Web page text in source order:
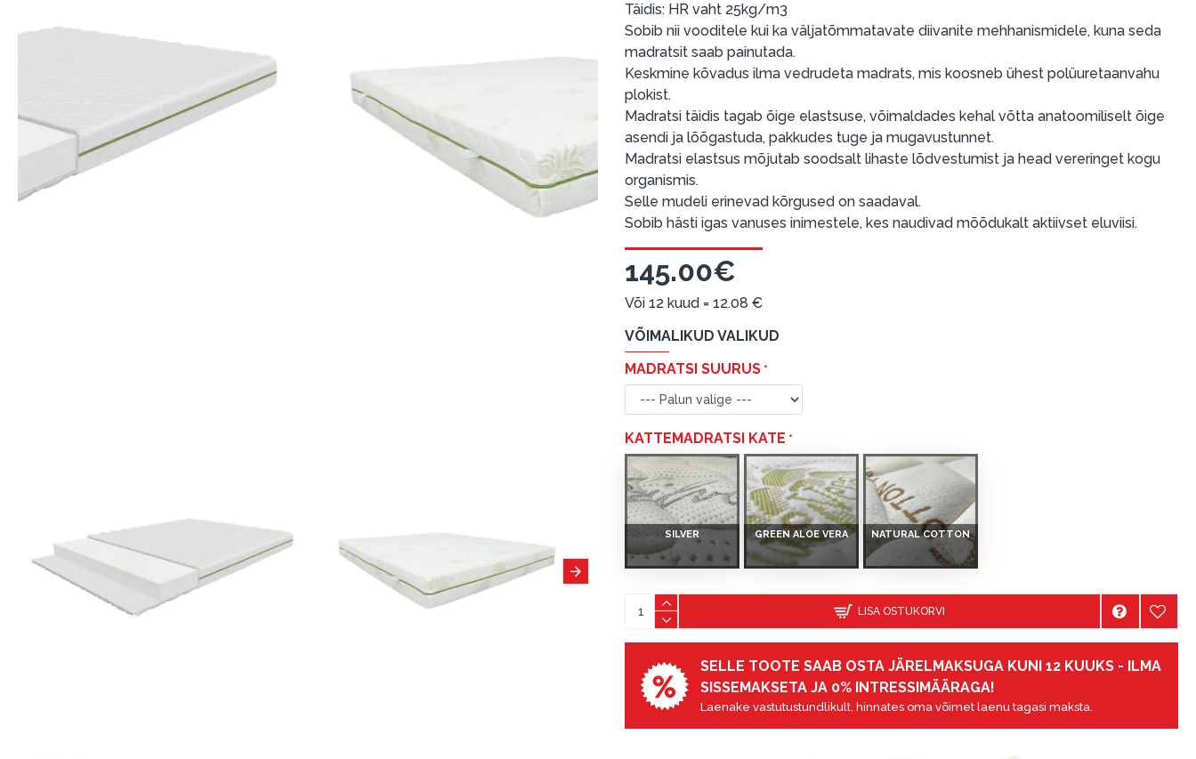
Täidis: HR vaht 25kg/m3
Sobib nii vooditele kui ka väljatõmmatavate diivanite mehhanismidele, kuna seda
madratsit saab painutada.
Keskmine kõvadus ilma vedrudeta madrats, mis koosneb ühest polüuretaanvahu
plokist.
Madratsi täidis tagab õige elastsuse, võimaldades kehal võtta anatoomiliselt õige
asendi ja lõõgastuda, pakkudes tuge ja mugavustunnet.
Madratsi elastsus mõjutab soodsalt lihaste lõdvestumist ja head vereringet kogu
organismis.
Selle mudeli erinevad kõrgused on saadaval.
Sobib hästi igas vanuses inimestele, kes naudivad mõõdukalt aktiivset eluviisi.
145.00€
Või 12 kuud = 12.08 €
VÕIMALIKUD VALIKUD
MADRATSI SUURUS
KATTEMADRATSI KATE
SILVER GREEN ALOE VERA NATURAL COTTON
LISA OSTUKORVI
SELLE TOOTE SAAB OSTA JÄRELMAKSUGA KUNI 12 KUUKS - ILMA
SISSEMAKSETA JA 0% INTRESSIMÄÄRAGA!
Laenake vastutustundlikult, hinnates oma võimet laenu tagasi maksta.